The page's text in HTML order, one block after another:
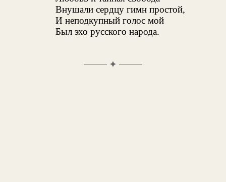
Внушали сердцу гимн простой,
И неподкупный голос мой
Был эхо русского народа.
✦